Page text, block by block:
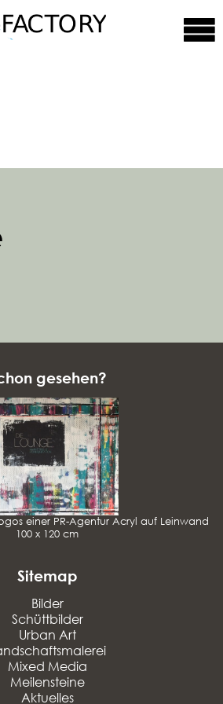
gesehen?
einer PR-Agentur Acryl auf Leinwand
100 x 120 cm
Sitemap
Bilder
Schüttbilder
Urban Art
Mixed Media
Meilensteine
Aktuelles